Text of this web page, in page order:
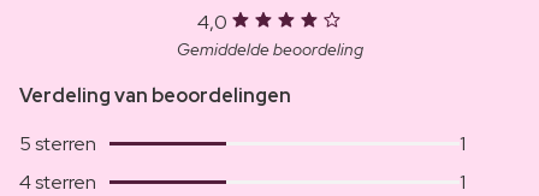
4,0
Gemiddelde beoordeling
Verdeling van beoordelingen
5 sterren
1
4 sterren
1